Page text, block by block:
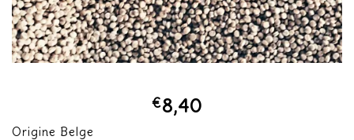
€8,40
Origine Belge